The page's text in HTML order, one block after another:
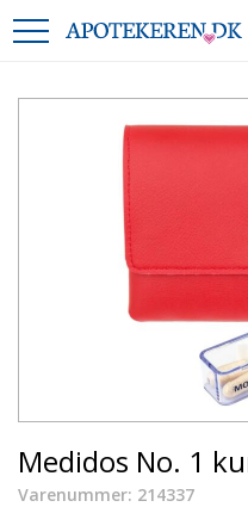
Medidos No. 1
Varenummer: 214337